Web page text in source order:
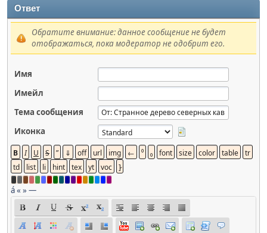
Ответ
Обратите внимание: данное сообщение не будет
отображаться, пока модератор не одобрит его.
Имя
Имейл
Тема сообщения
Иконка
á« »—